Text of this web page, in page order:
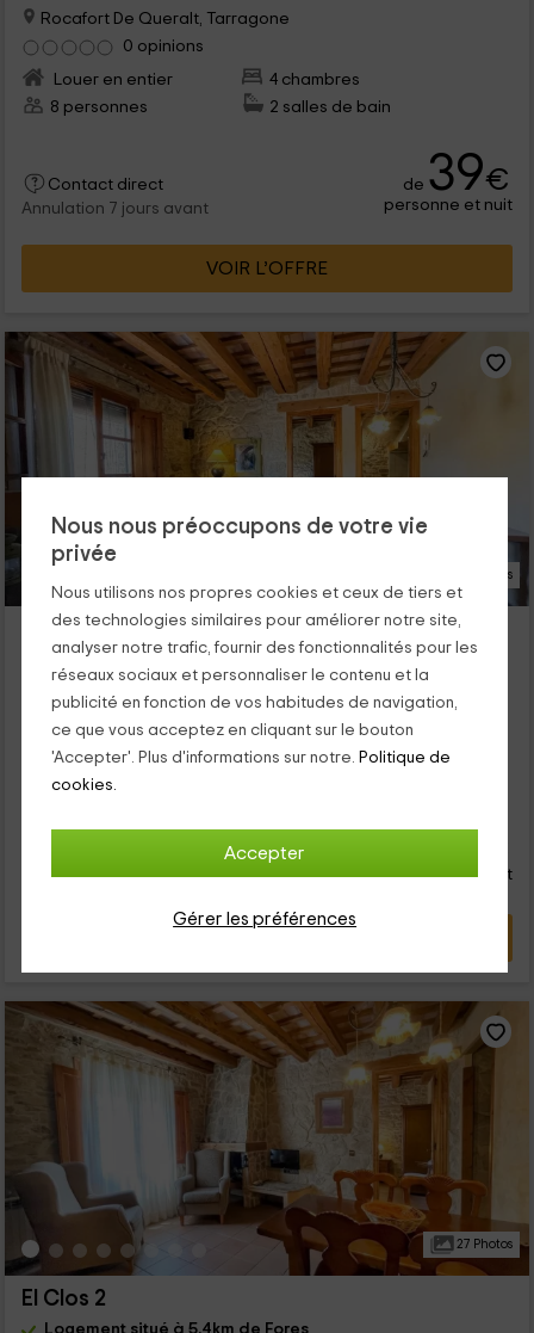
Nous nous préoccupons de votre vie
privée
Nous utilisons nos propres cookies et ceux de tiers et
des technologies similaires pour améliorer notre site,
analyser notre trafic, fournir des fonctionnalités pour les
réseaux sociaux et personnaliser le contenu et la
publicité en fonction de vos habitudes de navigation,
ce que vous acceptez en cliquant sur le bouton
'Accepter'. Plus d'informations sur notre. Politique de
cookies.
Accepter
Gérer les préférences
Rocafort De Queralt, Tarragone
0 opinions
Louer en entier
4 chambres
8 personnes
2 salles de bain
Contact direct
Annulation 7 jours avant
de 39€
personne et nuit
VOIR L’OFFRE
37 Photos
El Clos 1
Logement situé à 5.4km de Fores
Louer en entier
2 chambres
4 personnes
Annulation 7 jours avant
36
personne et nuit
27 Photos
El Clos 2
Logement situé à 5.4km de Fores